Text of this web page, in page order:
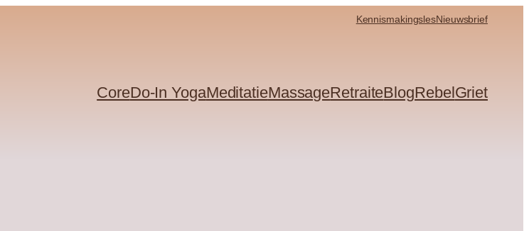
KennismakingslesNieuwsbrief
CoreDo-In YogaMeditatieMassageRetraiteBlogRebelGriet